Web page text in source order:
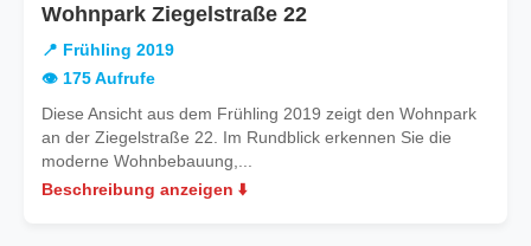
Wohnpark Ziegelstraße 22
📍 Frühling 2019
👁️ 175 Aufrufe
Diese Ansicht aus dem Frühling 2019 zeigt den Wohnpark
an der Ziegelstraße 22. Im Rundblick erkennen Sie die
moderne Wohnbebauung,...
Beschreibung anzeigen ⬇️